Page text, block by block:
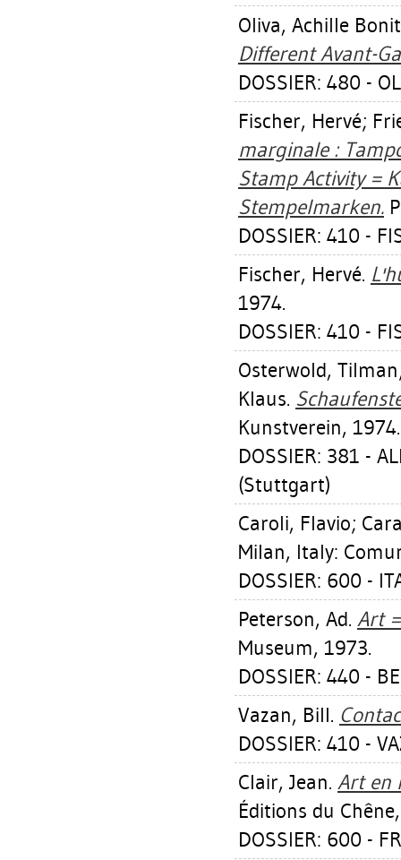
Oliva, Achille
Different Avant-
DOSSIER: 480 -
Fischer, Hervé;
marginale :
Stamp Activity =
Stempelmarken.
DOSSIER: 410 -
Fischer, Hervé.
1974.
DOSSIER: 410 -
Osterwold, Tilman
Klaus.
Kunstverein, 1974.
DOSSIER: 381 -
(Stuttgart)
Caroli, Flavio;
Milan, Italy:
DOSSIER: 600 -
Peterson, Ad. Art
Museum, 1973.
DOSSIER: 440 -
Vazan, Bill.
DOSSIER: 410 -
Clair, Jean. Art en
Éditions du
DOSSIER: 600 -